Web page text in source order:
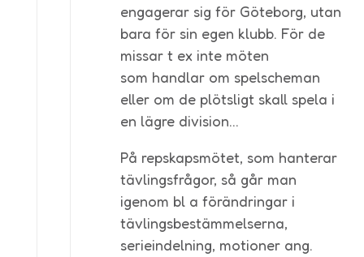
engagerar sig för Göteborg, utan
bara för sin egen klubb. För de
missar t ex inte möten
som handlar om spelscheman
eller om de plötsligt skall spela i
en lägre division…
På repskapsmötet, som hanterar
tävlingsfrågor, så går man
igenom bl a förändringar i
tävlingsbestämmelserna,
serieindelning, motioner ang.